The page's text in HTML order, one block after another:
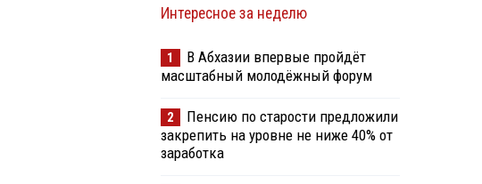
Интересное за неделю
1
В Абхазии впервые пройдёт
масштабный молодёжный форум
2
Пенсию по старости предложили
закрепить на уровне не ниже 40% от
заработка